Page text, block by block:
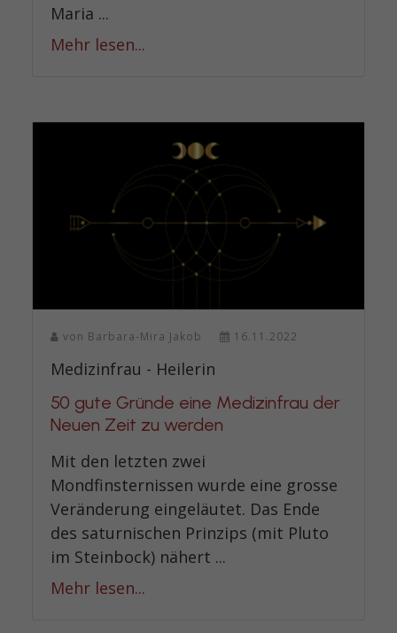
Maria ...
Mehr lesen...
von Barbara-Mira Jakob 16.11.2022
Medizinfrau - Heilerin
50 gute Gründe eine Medizinfrau der
Neuen Zeit zu werden
Mit den letzten zwei
Mondfinsternissen wurde eine grosse
Veränderung eingeläutet. Das Ende
des saturnischen Prinzips (mit Pluto
im Steinbock) nähert ...
Mehr lesen...